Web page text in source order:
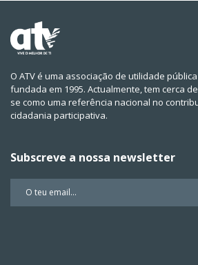
O ATV é uma associação de utilidade
fundada em 1995. Actualmente, tem cerca
se como uma referência nacional no
cidadania participativa.
Subscreve a nossa newsletter